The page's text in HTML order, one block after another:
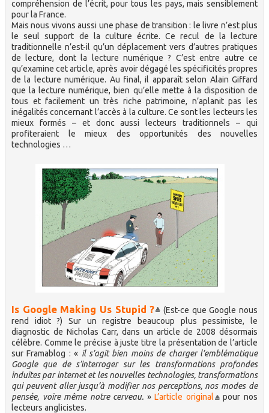
compréhension de l’écrit, pour tous les pays, mais sensiblement
pour la France.
Mais nous vivons aussi une phase de transition : le livre n’est plus
le seul support de la culture écrite. Ce recul de la lecture
traditionnelle n’est-il qu’un déplacement vers d’autres pratiques
de lecture, dont la lecture numérique ? C’est entre autre ce
qu’examine cet article, après avoir dégagé les spécificités propres
de la lecture numérique. Au final, il apparaît selon Alain Giffard
que la lecture numérique, bien qu’elle mette à la disposition de
tous et facilement un très riche patrimoine, n’aplanit pas les
inégalités concernant l’accès à la culture. Ce sont les lecteurs les
mieux formés – et donc aussi lecteurs traditionnels – qui
profiteraient le mieux des opportunités des nouvelles
technologies …
Is Google Making Us Stupid ?
(Est-ce que Google nous
rend idiot ?) Sur un registre beaucoup plus pessimiste, le
diagnostic de Nicholas Carr, dans un article de 2008 désormais
célèbre. Comme le précise à juste titre la présentation de l’article
sur Framablog : « il s’agit bien moins de charger l’emblématique
Google que de s’interroger sur les transformations profondes
induites par internet et les nouvelles technologies, transformations
qui peuvent aller jusqu’à modifier nos perceptions, nos modes de
pensée, voire même notre cerveau. »L’article original
pour nos
lecteurs anglicistes.